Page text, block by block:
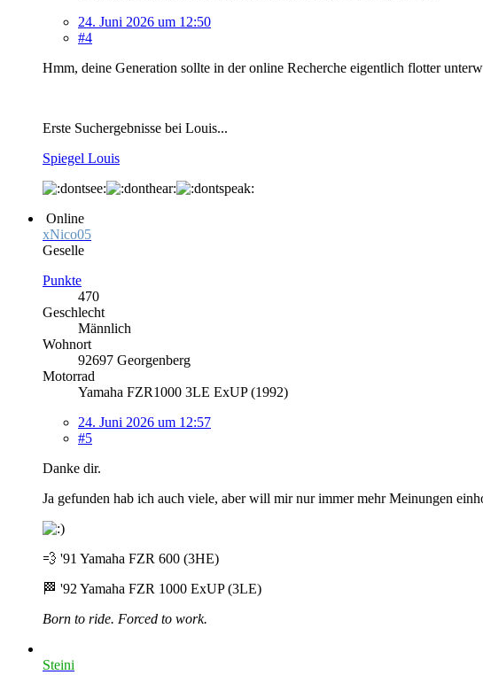
24. Juni 2026 um 12:50
#4
Hmm, deine Generation sollte in der online Recherche eigentlich flotter
Erste Suchergebnisse bei Louis...
Spiegel Louis
Online
xNico05
Geselle
Punkte
470
Geschlecht
Männlich
Wohnort
92697 Georgenberg
Motorrad
Yamaha FZR1000 3LE ExUP (1992)
24. Juni 2026 um 12:57
#5
Danke dir.
Ja gefunden hab ich auch viele, aber will mir nur immer mehr Meinungen
💨 '91 Yamaha FZR 600 (3HE)
🏁 '92 Yamaha FZR 1000 ExUP (3LE)
Born to ride. Forced to work.
Steini